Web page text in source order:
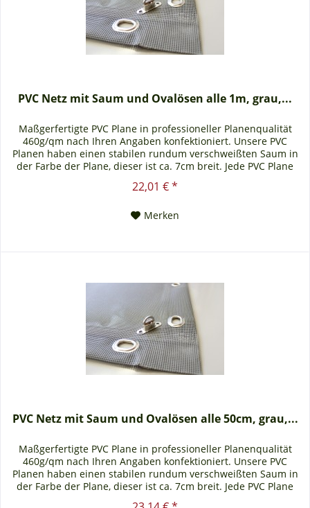
PVC Netz mit Saum und Ovalösen alle 1m, grau,...
Maßgerfertigte PVC Plane in professioneller Planenqualität
460g/qm nach Ihren Angaben konfektioniert. Unsere PVC
Planen haben einen stabilen rundum verschweißten Saum in
der Farbe der Plane, dieser ist ca. 7cm breit. Jede PVC Plane
lässt sich bei uns mit verzinkten Ösen oder auf Wunsch auch
mit Edelstahlösen ausstatten. Die PVC Plane ist UV-stabilisiert
22,01 € *
Merken
PVC Netz mit Saum und Ovalösen alle 50cm, grau,...
Maßgerfertigte PVC Plane in professioneller Planenqualität
460g/qm nach Ihren Angaben konfektioniert. Unsere PVC
Planen haben einen stabilen rundum verschweißten Saum in
der Farbe der Plane, dieser ist ca. 7cm breit. Jede PVC Plane
lässt sich bei uns mit verzinkten Ösen oder auf Wunsch auch